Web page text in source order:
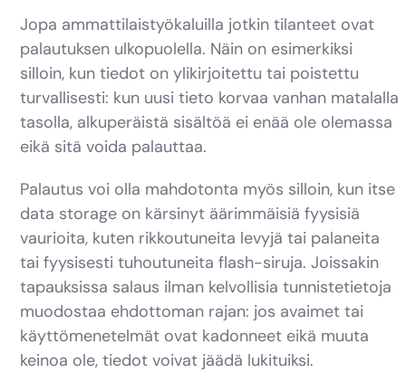
Jopa ammattilaistyökaluilla jotkin tilanteet ovat
palautuksen ulkopuolella. Näin on esimerkiksi
silloin, kun tiedot on ylikirjoitettu tai poistettu
turvallisesti: kun uusi tieto korvaa vanhan matalalla
tasolla, alkuperäistä sisältöä ei enää ole olemassa
eikä sitä voida palauttaa.
Palautus voi olla mahdotonta myös silloin, kun itse
data storage on kärsinyt äärimmäisiä fyysisiä
vaurioita, kuten rikkoutuneita levyjä tai palaneita
tai fyysisesti tuhoutuneita flash-siruja. Joissakin
tapauksissa salaus ilman kelvollisia tunnistetietoja
muodostaa ehdottoman rajan: jos avaimet tai
käyttömenetelmät ovat kadonneet eikä muuta
keinoa ole, tiedot voivat jäädä lukituiksi.